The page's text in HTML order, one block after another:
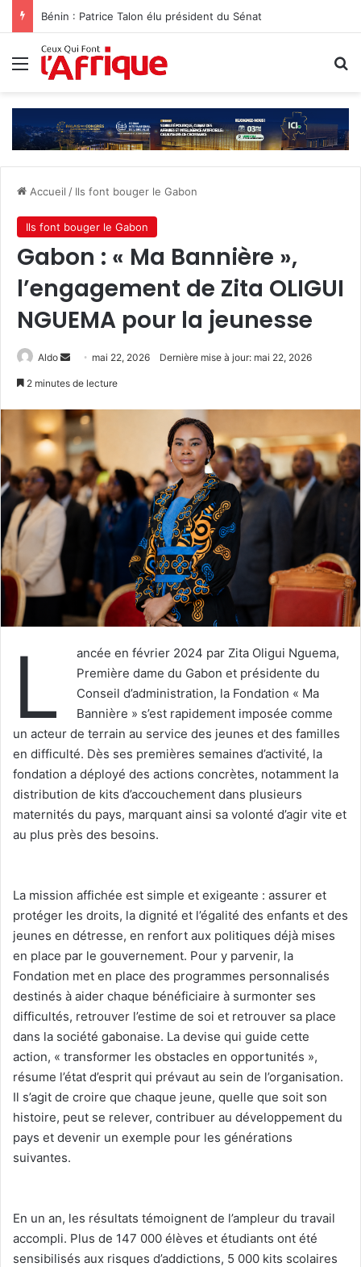
Bénin : Patrice Talon élu président du Sénat‎
Menu
Accueil / Ils font bouger le Gabon
Ils font bouger le Gabon
Gabon : « Ma Bannière »,
l’engagement de Zita OLIGUI
NGUEMA pour la jeunesse
Aldo
Envoyermai 22, 2026 Dernière mise à jour: mai 22, 2026
2 minutes de lecture
L
ancée en février 2024 par Zita Oligui Nguema,
Première dame du Gabon et présidente du
Conseil d’administration, la Fondation « Ma
Bannière » s’est rapidement imposée comme
un acteur de terrain au service des jeunes et des familles
en difficulté. Dès ses premières semaines d’activité, la
fondation a déployé des actions concrètes, notamment la
distribution de kits d’accouchement dans plusieurs
maternités du pays, marquant ainsi sa volonté d’agir vite et
au plus près des besoins.
‎La mission affichée est simple et exigeante : assurer et
protéger les droits, la dignité et l’égalité des enfants et des
jeunes en détresse, en renfort aux politiques déjà mises
en place par le gouvernement. Pour y parvenir, la
Fondation met en place des programmes personnalisés
destinés à aider chaque bénéficiaire à surmonter ses
difficultés, retrouver l’estime de soi et retrouver sa place
dans la société gabonaise. La devise qui guide cette
action, « transformer les obstacles en opportunités »,
résume l’état d’esprit qui prévaut au sein de l’organisation.
Il s’agit de croire que chaque jeune, quelle que soit son
histoire, peut se relever, contribuer au développement du
pays et devenir un exemple pour les générations
suivantes.
‎En un an, les résultats témoignent de l’ampleur du travail
accompli. Plus de 147 000 élèves et étudiants ont été
sensibilisés aux risques d’addictions, 5 000 kits scolaires